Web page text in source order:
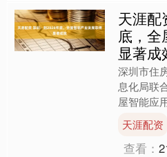
天涯配
底，
显著成
深圳市住
息化局联
屋智能应
（
2026年底
天涯配资
查看：